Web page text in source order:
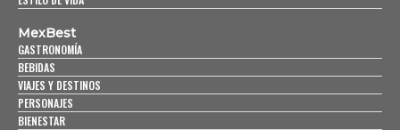
MexBest
GASTRONOMÍA
BEBIDAS
VIAJES Y DESTINOS
PERSONAJES
BIENESTAR